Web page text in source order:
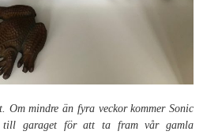
Om mindre än fyra veckor kommer Sonic
garaget för att ta fram vår gamla